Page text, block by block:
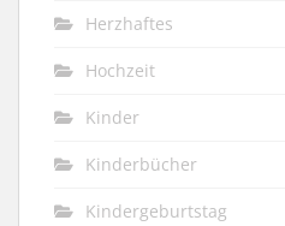
Herzhaftes
Hochzeit
Kinder
Kinderbücher
Kindergeburtstag